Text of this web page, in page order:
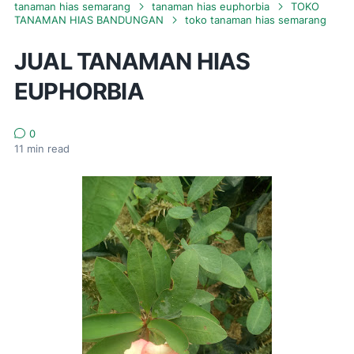
tanaman hias semarang tanaman hias euphorbia
TOKO
TANAMAN HIAS BANDUNGAN
toko tanaman hias semarang
JUAL TANAMAN HIAS
EUPHORBIA
0
11 min read